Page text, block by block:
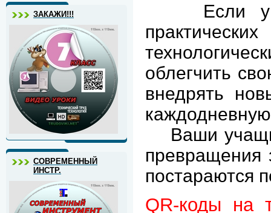
ЗАКАЖИ!!!
СОВРЕМЕННЫЙ
ИНСТР.
Если у
облегчить
внедрять
Ваши
превращения
постараются
QR-коды на